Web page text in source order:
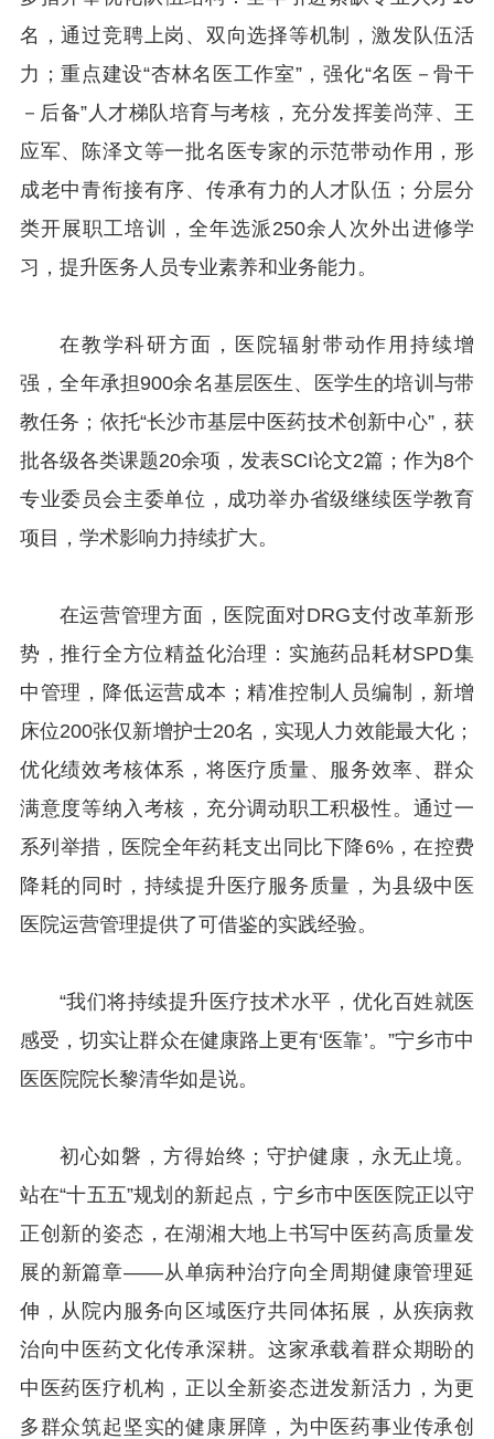
名，通过竞聘上岗、双向选择等机制，激发队伍活
力；重点建设“杏林名医工作室”，强化“名医－骨干
－后备”人才梯队培育与考核，充分发挥姜尚萍、王
应军、陈泽文等一批名医专家的示范带动作用，形
成老中青衔接有序、传承有力的人才队伍；分层分
类开展职工培训，全年选派250余人次外出进修学
习，提升医务人员专业素养和业务能力。
在教学科研方面，医院辐射带动作用持续增
强，全年承担900余名基层医生、医学生的培训与带
教任务；依托“长沙市基层中医药技术创新中心”，获
批各级各类课题20余项，发表SCI论文2篇；作为8个
专业委员会主委单位，成功举办省级继续医学教育
项目，学术影响力持续扩大。
在运营管理方面，医院面对DRG支付改革新形
势，推行全方位精益化治理：实施药品耗材SPD集
中管理，降低运营成本；精准控制人员编制，新增
床位200张仅新增护士20名，实现人力效能最大化；
优化绩效考核体系，将医疗质量、服务效率、群众
满意度等纳入考核，充分调动职工积极性。通过一
系列举措，医院全年药耗支出同比下降6%，在控费
降耗的同时，持续提升医疗服务质量，为县级中医
医院运营管理提供了可借鉴的实践经验。
“我们将持续提升医疗技术水平，优化百姓就医
感受，切实让群众在健康路上更有‘医靠’。”宁乡市中
医医院院长黎清华如是说。
初心如磐，方得始终；守护健康，永无止境。
站在“十五五”规划的新起点，宁乡市中医医院正以守
正创新的姿态，在湖湘大地上书写中医药高质量发
展的新篇章——从单病种治疗向全周期健康管理延
伸，从院内服务向区域医疗共同体拓展，从疾病救
治向中医药文化传承深耕。这家承载着群众期盼的
中医药医疗机构，正以全新姿态迸发新活力，为更
多群众筑起坚实的健康屏障，为中医药事业传承创